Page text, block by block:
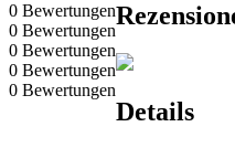
0 Bewertungen
0 Bewertungen
0 Bewertungen
0 Bewertungen
0 Bewertungen
Details